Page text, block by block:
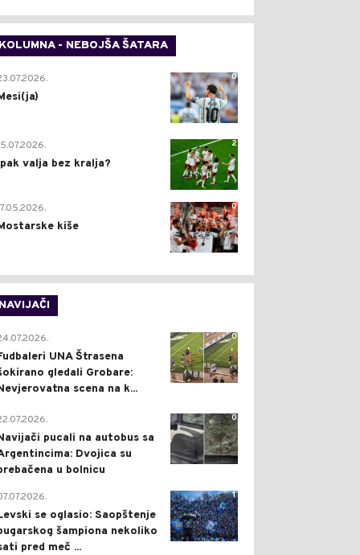
KOLUMNA - NEBOJŠA ŠATARA
0
2
valja bez kralja?
0
kiše
NAVIJAČI
0
UNA Štrasena
gledali Grobare:
scena na k...
0
pucali na autobus sa
Dvojica su
u bolnicu
1
se oglasio: Saopštenje
šampiona nekoliko
pred meč ...